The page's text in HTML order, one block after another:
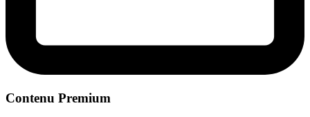
Contenu Premium